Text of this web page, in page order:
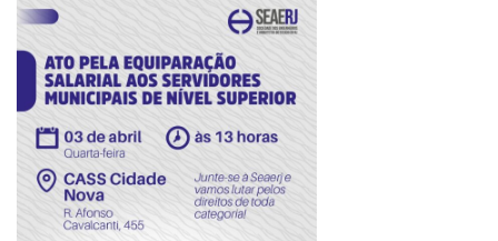
ATO
FAVOR
DOS
SERVIDORES
DO
MUNICÍPIO